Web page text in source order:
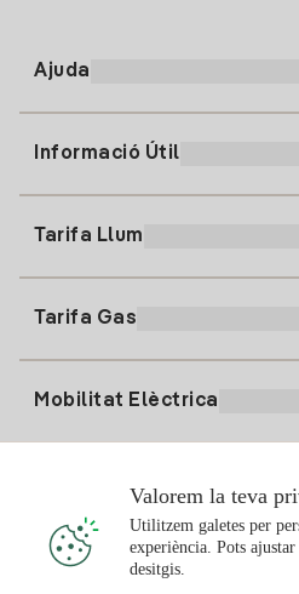
Ajuda
91 919 52 73
clientes@tuiberdrola.es
Informació Útil
Alta Gas
Tarifa Llum
Tarifa Gas
Mobilitat Elèctrica
Punts de Recàrrega
T'interessa
Valorem la teva
Utilitzem galetes per
experiència. Pots
desitgis.